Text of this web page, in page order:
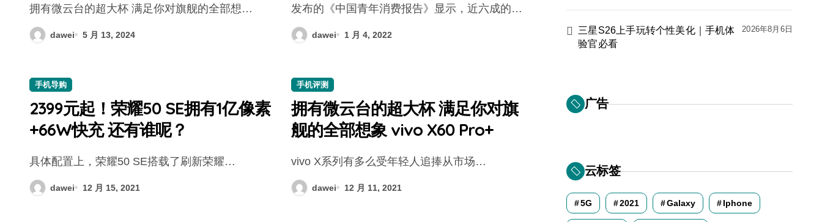
拥有微云台的超大杯 满足你对旗舰的全部想…
dawei 5 月 13, 2024
发布的《中国青年消费报告》显示，近六成的…
dawei 1 月 4, 2022
手机导购
2399元起！荣耀50 SE拥有1亿像素
+66W快充 还有谁呢？
具体配置上，荣耀50 SE搭载了刷新荣耀…
dawei 12 月 15, 2021
手机评测
拥有微云台的超大杯 满足你对旗
舰的全部想象 vivo X60 Pro+
vivo X系列有多么受年轻人追捧从市场…
dawei 12 月 11, 2021
三星S26上手玩转个性美化｜手机体
验官必看
2026年8月6日
广告
云标签
5G 2021 Galaxy Iphone